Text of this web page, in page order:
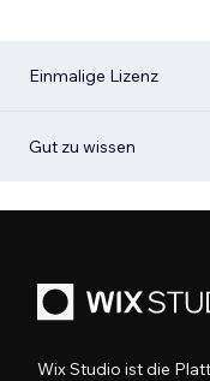
Einmalige Lizenz
Gut zu wissen
Wix Studio ist die